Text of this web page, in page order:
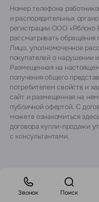
Номер телефона
и распорядительных
регистрации ООО «Яблоко
рассматривать обращения
Лицо, уполномоченное
покупателей о нарушении
Размещенная на
получения общего
потребителем свойств и
сайт и размещенная на
публичной офертой. С
можете ознакомиться
договора купли-продажи
с консультантами.
Звонок Поиск